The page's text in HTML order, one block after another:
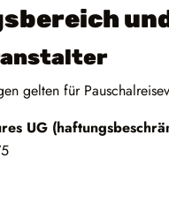
gelten für
UG